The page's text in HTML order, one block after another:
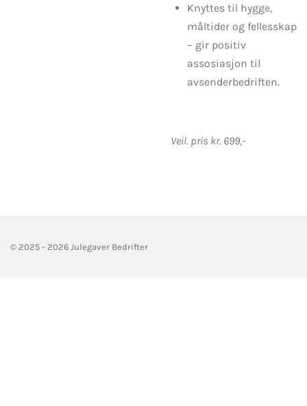
Knyttes til hygge,
måltider og fellesskap
– gir positiv
assosiasjon til
avsenderbedriften.
Veil. pris kr. 699,-
© 2025 - 2026 Julegaver Bedrifter